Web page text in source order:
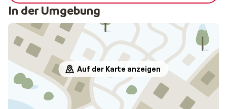
overhead balcony extended beyond ours.
However, it was a good sized apartment
and we appreciated the quiet, yet
convenient location. The Loup Blanc
restaurant opposite was v good too and
extremely convenient. No one in reception
other than Saturdays and Friday night. Ski
lockers would benefit from heated boot
racks. We would return to this
In der Umgebung
Auf der Karte anzeigen